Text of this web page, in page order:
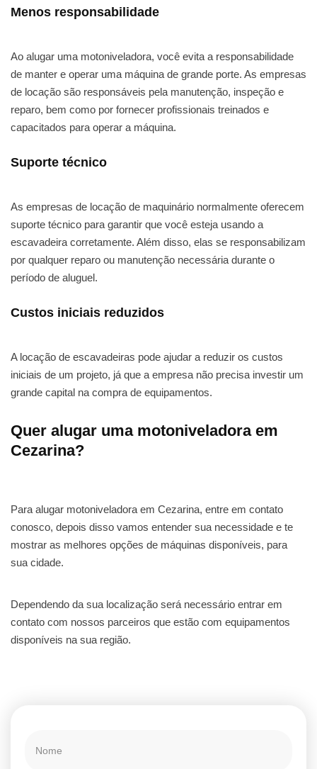
Menos responsabilidade
Ao alugar uma motoniveladora, você evita a responsabilidade
de manter e operar uma máquina de grande porte. As empresas
de locação são responsáveis pela manutenção, inspeção e
reparo, bem como por fornecer profissionais treinados e
capacitados para operar a máquina.
Suporte técnico
As empresas de locação de maquinário normalmente oferecem
suporte técnico para garantir que você esteja usando a
escavadeira corretamente. Além disso, elas se responsabilizam
por qualquer reparo ou manutenção necessária durante o
período de aluguel.
Custos iniciais reduzidos
A locação de escavadeiras pode ajudar a reduzir os custos
iniciais de um projeto, já que a empresa não precisa investir um
grande capital na compra de equipamentos.
Quer alugar uma motoniveladora em
Cezarina?
Para alugar motoniveladora em Cezarina, entre em contato
conosco, depois disso vamos entender sua necessidade e te
mostrar as melhores opções de máquinas disponíveis, para
sua cidade.
Dependendo da sua localização será necessário entrar em
contato com nossos parceiros que estão com equipamentos
disponíveis na sua região.